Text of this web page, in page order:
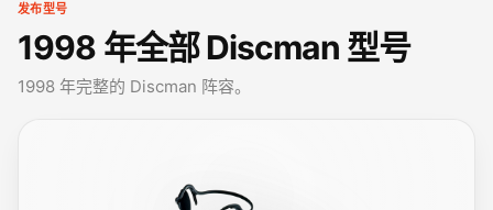
发布型号
1998 年全部 Discman 型号
1998 年完整的 Discman 阵容。